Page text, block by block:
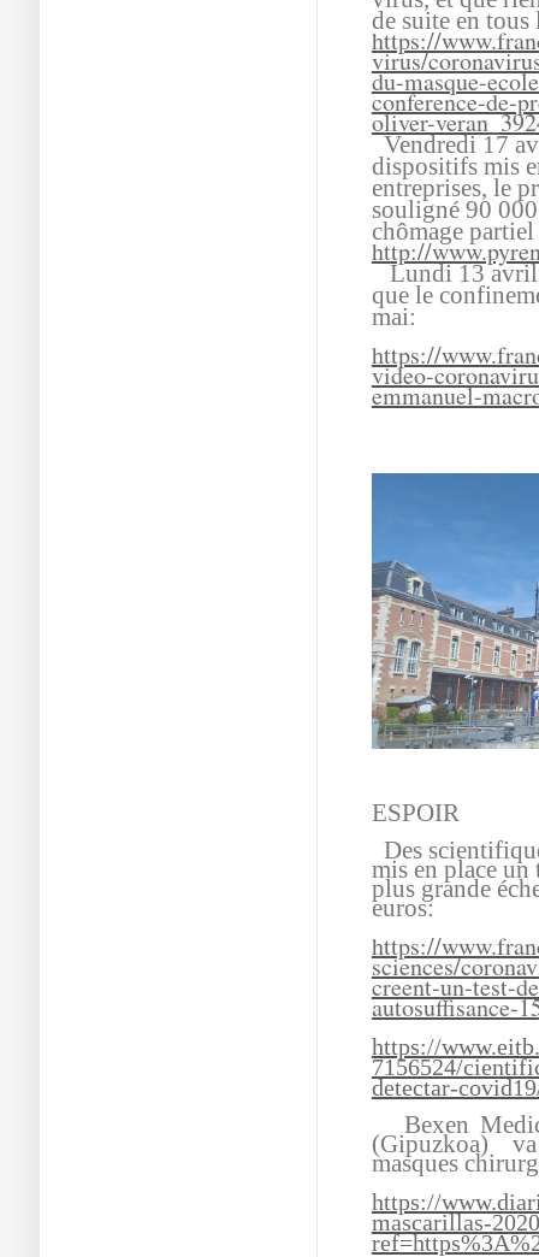
de suite en tous
https://
virus/
du-masque-
conference-de-
oliver-
Vendredi 17
dispositifs mis
entreprises, le
souligné 90
chômage partiel
http://
Lundi 13 avril
que le
mai:
https://
video-
emmanuel-
ESPOIR
Des
mis en place
plus grande
euros:
https://
sciences/
creent-un-test-
autosuffisance-
https://
7156524/
detectar-
Bexen
(Gipuzkoa)
masques
https://
mascarillas-